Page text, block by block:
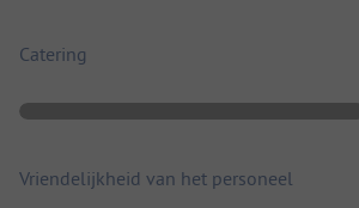
Catering
Vriendelijkheid van het personeel